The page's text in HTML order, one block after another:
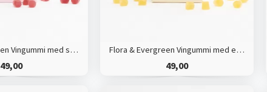
Flora & Evergreen Vingummi med skovbær smag, vegansk
49,00
Flora & Evergreen Vingummi med eksotisk smag, vegansk
49,00